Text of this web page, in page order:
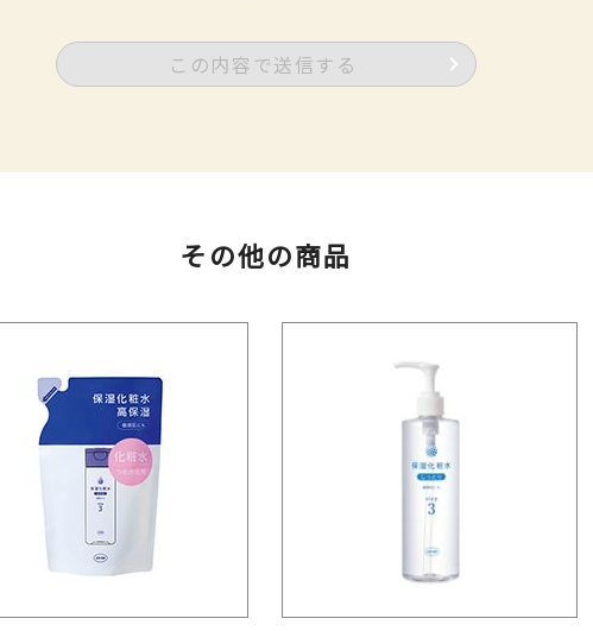
この内容で送信する
その他の商品